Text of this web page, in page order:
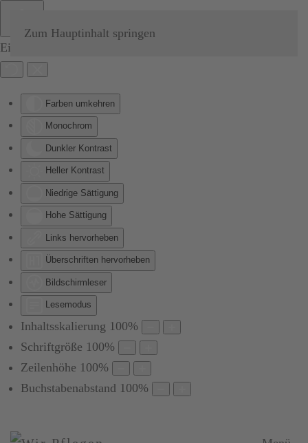
Eingabehilfen öffnen
Farben umkehren
Monochrom
Dunkler Kontrast
Heller Kontrast
Niedrige Sättigung
Hohe Sättigung
Links hervorheben
Überschriften hervorheben
Bildschirmleser
Lesemodus
Inhaltsskalierung 100%
Schriftgröße 100%
Zeilenhöhe 100%
Buchstabenabstand 100%
Zum Hauptinhalt springen